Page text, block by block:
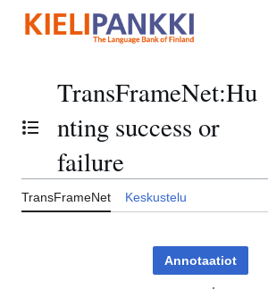
sisältöön
Vaihda sisällysluettelo
TransFrameNet:Hu
nting success or
failure
TransFrameNet Keskustelu
Annotaatiot